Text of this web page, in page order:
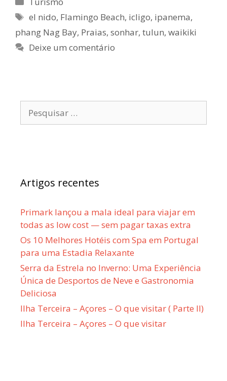
Etiquetas
el nido, Flamingo Beach, icligo, ipanema,
phang Nag Bay, Praias, sonhar, tulun, waikiki
Deixe um comentário
por:
Artigos recentes
Primark lançou a mala ideal para viajar em
todas as low cost — sem pagar taxas extra
Os 10 Melhores Hotéis com Spa em Portugal
para uma Estadia Relaxante
Serra da Estrela no Inverno: Uma Experiência
Única de Desportos de Neve e Gastronomia
Deliciosa
Ilha Terceira – Açores – O que visitar ( Parte II)
Ilha Terceira – Açores – O que visitar